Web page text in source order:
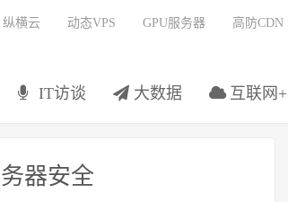
IT访谈 大数据 互联网+
纵横云 动态VPS GPU服务器 高防CDN
器安全